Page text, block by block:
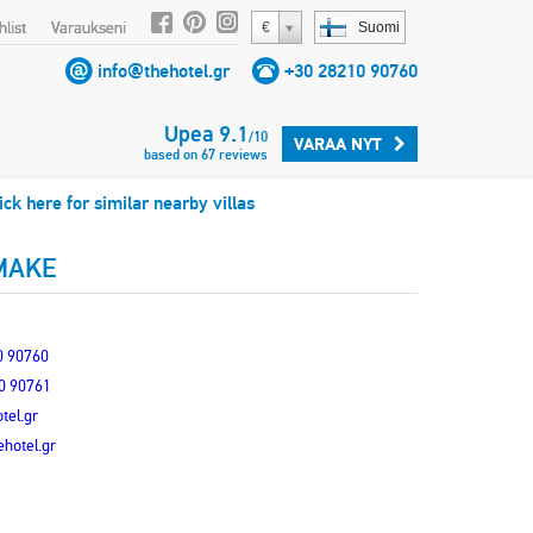
Suomi
€
Varaukseni
info@thehotel.gr +30 28210 90760
VARAA NYT
Upea 9.1 /10
based on 67 reviews
here for similar nearby villas
90760
90761